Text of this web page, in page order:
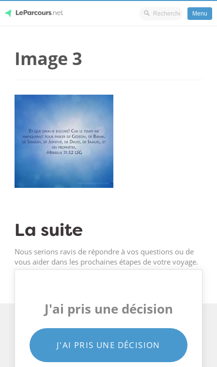
content
Menu
Image 3
La suite
Nous serions ravis de répondre à vos questions ou de
vous aider dans les prochaines étapes de votre voyage.
J'ai pris une décision
J'AI PRIS UNE DÉCISION